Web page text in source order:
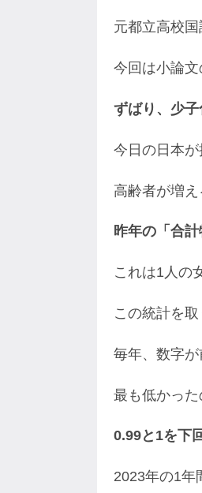
元都立高校国
今回は小論文
ずばり、少子
今日の日本が
高齢者が増え
昨年の「合計
これは1人の
この統計を
毎年、数字が
最も低かった
0.99と1を下
2023年の1年